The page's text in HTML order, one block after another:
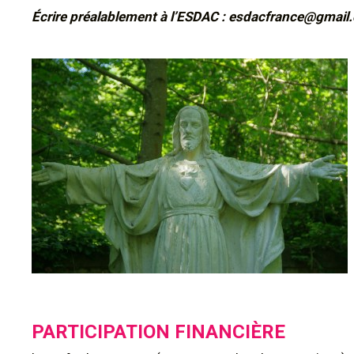
Écrire préalablement à l’ESDAC :
PARTICIPATION FINANCIÈRE